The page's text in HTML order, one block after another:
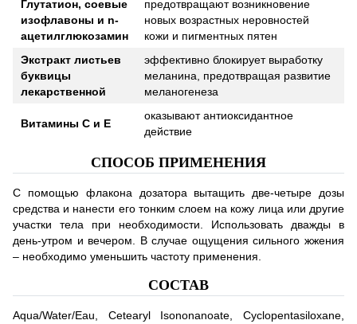
Глутатион, соевые
изофлавоны и n-
ацетилглюкозамин
предотвращают возникновение
новых возрастных неровностей
кожи и пигментных пятен
Экстракт листьев
буквицы
лекарственной
эффективно блокирует выработку
меланина, предотвращая развитие
меланогенеза
Витамины С и Е
оказывают антиоксидантное
действие
СПОСОБ ПРИМЕНЕНИЯ
С помощью флакона дозатора вытащить две-четыре дозы
средства и нанести его тонким слоем на кожу лица или другие
участки тела при необходимости. Использовать дважды в
день-утром и вечером. В случае ощущения сильного жжения
– необходимо уменьшить частоту применения.
СОСТАВ
Aqua/Water/Eau, Cetearyl Isononanoate, Cyclopentasiloxane,